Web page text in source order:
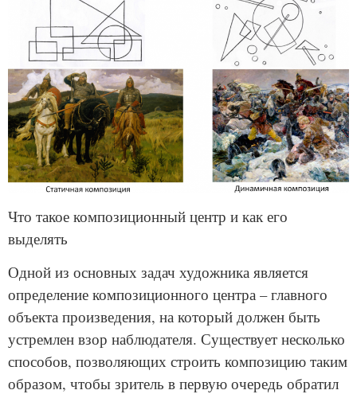
Что такое композиционный центр и как его
выделять
Одной из основных задач художника является
определение композиционного центра – главного
объекта произведения, на который должен быть
устремлен взор наблюдателя. Существует несколько
способов, позволяющих строить композицию таким
образом, чтобы зритель в первую очередь обратил